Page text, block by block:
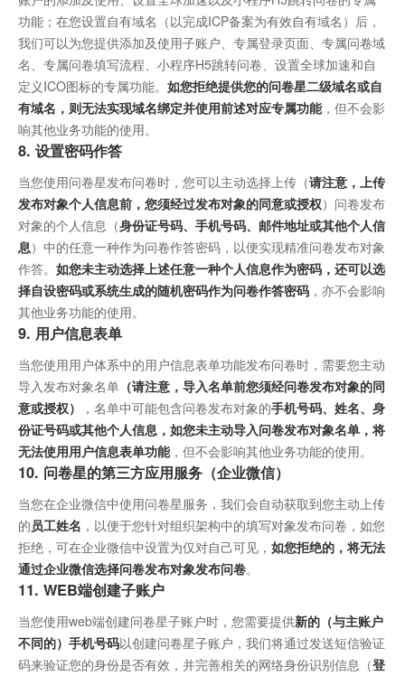
功能；在您设置自有域名（以完成ICP备案为有效自有域名）后，
我们可以为您提供添加及使用子账户、专属登录页面、专属问卷域
名、专属问卷填写流程、小程序H5跳转问卷、设置全球加速和自
定义ICO图标的专属功能。 如您拒绝提供您的问卷星二级域名或自
有域名，则无法实现域名绑定并使用前述对应专属功能，但不会影
响其他业务功能的使用。
8. 设置密码作答
当您使用问卷星发布问卷时，您可以主动选择上传（请注意，上传
发布对象个人信息前，您须经过发布对象的同意或授权）问卷发布
对象的个人信息（身份证号码、手机号码、邮件地址或其他个人信
息）中的任意一种作为问卷作答密码，以便实现精准问卷发布对象
作答。 如您未主动选择上述任意一种个人信息作为密码，还可以选
择自设密码或系统生成的随机密码作为问卷作答密码 ，亦不会影响
其他业务功能的使用。
9. 用户信息表单
当您使用用户体系中的用户信息表单功能发布问卷时，需要您主动
导入发布对象名单 （请注意，导入名单前您须经问卷发布对象的同
意或授权）
，名单中可能包含问卷发布对象的手机号码、姓名、身
份证号码或其他个人信息，如您未主动导入问卷发布对象名单，将
无法使用用户信息表单功能，但不会影响其他业务功能的使用。
10. 问卷星的第三方应用服务（企业微信）
当您在企业微信中使用问卷星服务，我们会自动获取到您主动上传
的员工姓名 ，以便于您针对组织架构中的填写对象发布问卷，如您
拒绝，可在企业微信中设置为仅对自己可见， 如您拒绝的，将无法
通过企业微信选择问卷发布对象发布问卷。
11. WEB端创建子账户
当您使用web端创建问卷星子账户时，您需要提供新的（与主账户
不同的）手机号码以创建问卷星子账户，我们将通过发送短信验证
码来验证您的身份是否有效，并完善相关的网络身份识别信息（登